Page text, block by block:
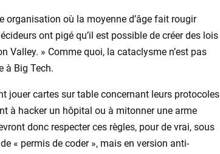
organisation où la moyenne d’âge fait rougir
ont pigé qu’il est possible de créer des lois
Valley. » Comme quoi, la cataclysme n’est pas
à Big Tech.
jouer cartes sur table concernant leurs protocoles
à hacker un hôpital ou à mitonner une arme
donc respecter ces règles, pour de vrai, sous
« permis de coder », mais en version anti-